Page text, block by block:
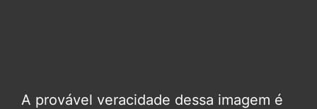
A provável veracidade dessa imagem é